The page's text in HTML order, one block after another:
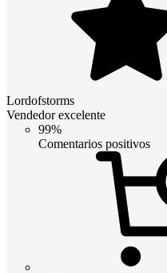
Lordofstorms
Vendedor excelente
99%
Comentarios positivos